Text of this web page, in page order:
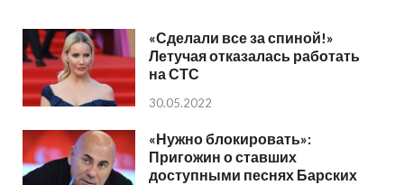
«Сделали все за спиной!»
Летучая отказалась работать
на СТС
30.05.2022
«Нужно блокировать»:
Пригожин о ставших
доступными песнях Барских